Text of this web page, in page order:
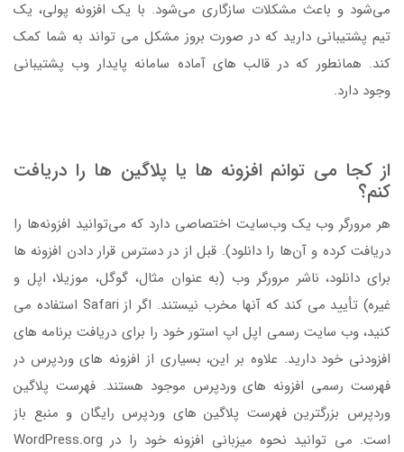
می‌شود و باعث مشکلات سازگاری می‌شود. با یک افزونه پولی، یک
تیم پشتیبانی دارید که در صورت بروز مشکل می تواند به شما کمک
کند. همانطور که در قالب های آماده سامانه پایدار وب پشتیبانی
وجود دارد.
از کجا می توانم افزونه ها یا پلاگین ها را دریافت
کنم؟
هر مرورگر وب یک وب‌سایت اختصاصی دارد که می‌توانید افزونه‌ها را
دریافت کرده و آن‌ها را دانلود). قبل از در دسترس قرار دادن افزونه ها
برای دانلود، ناشر مرورگر وب (به عنوان مثال، گوگل، موزیلا، اپل و
غیره) تأیید می کند که آنها مخرب نیستند. اگر از Safari استفاده می
کنید، وب سایت رسمی اپل اپ استور خود را برای دریافت برنامه های
افزودنی خود دارید. علاوه بر این، بسیاری از افزونه های وردپرس در
فهرست رسمی افزونه های وردپرس موجود هستند. فهرست پلاگین
وردپرس بزرگترین فهرست پلاگین های وردپرس رایگان و منبع باز
است. می توانید نحوه میزبانی افزونه خود را در WordPress.org